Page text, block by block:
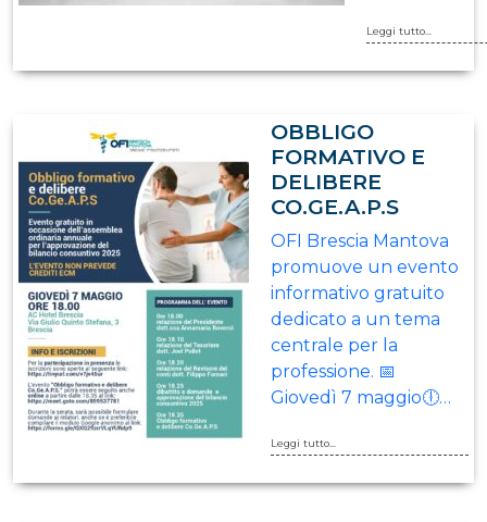
Leggi tutto...
OBBLIGO
FORMATIVO E
DELIBERE
CO.GE.A.P.S
OFI Brescia Mantova
promuove un evento
informativo gratuito
dedicato a un tema
centrale per la
professione. 📅
Giovedì 7 maggio🕕…
Leggi tutto...